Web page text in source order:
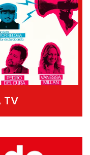
TV